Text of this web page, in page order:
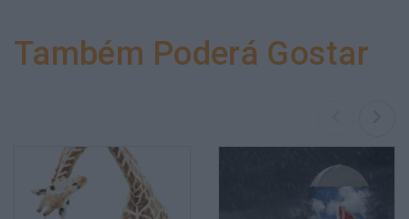
Também Poderá Gostar